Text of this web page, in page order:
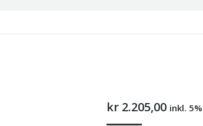
kr 2.205,00 inkl.